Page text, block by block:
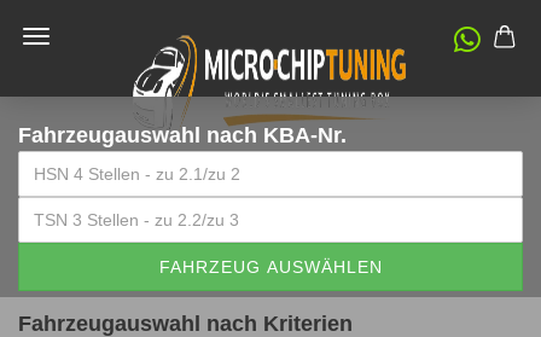
Fahrzeugauswahl nach KBA-Nr.
FAHRZEUG AUSWÄHLEN
Fahrzeugauswahl nach Kriterien